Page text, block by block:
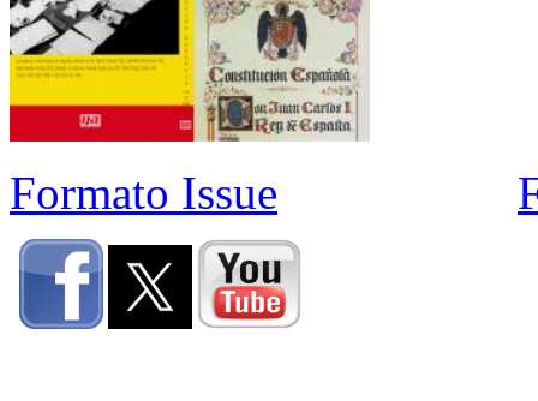
Formato Issue